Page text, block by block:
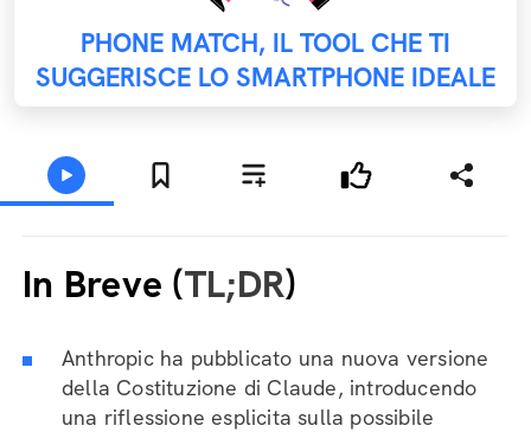
PHONE MATCH, IL TOOL CHE TI
SUGGERISCE LO SMARTPHONE IDEALE
In Breve (TL;DR)
Anthropic ha pubblicato una nuova versione
della Costituzione di Claude, introducendo
una riflessione esplicita sulla possibile